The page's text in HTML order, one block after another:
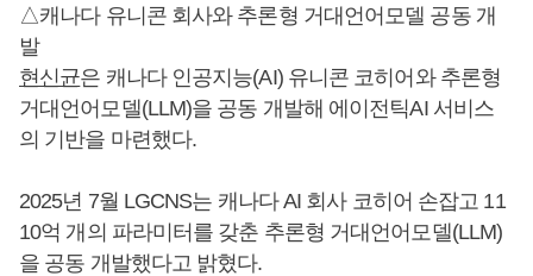
△캐나다 유니콘 회사와 추론형 거대언어모델 공동 개
발
현신균은 캐나다 인공지능(AI) 유니콘 코히어와 추론형
거대언어모델(LLM)을 공동 개발해 에이전틱AI 서비스
의 기반을 마련했다.
2025년 7월 LGCNS는 캐나다 AI 회사 코히어 손잡고 11
10억 개의 파라미터를 갖춘 추론형 거대언어모델(LLM)
을 공동 개발했다고 밝혔다.